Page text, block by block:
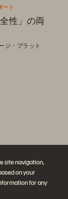
site navigation,
on your
for any
ート
性」の両
ジ・プラット
ーション
工知能）